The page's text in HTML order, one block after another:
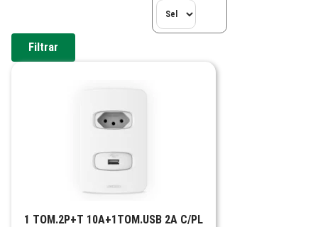
Filtrar
1 TOM.2P+T 10A+1TOM.USB 2A C/PL